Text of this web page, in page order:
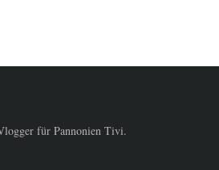
für Pannonien Tivi.